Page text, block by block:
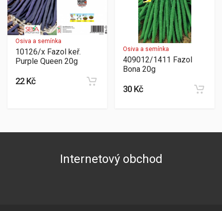
Osiva a semínka
10126/x Fazol keř.
Purple Queen 20g
22 Kč
Osiva a semínka
409012/1411 Fazol
Bona 20g
30 Kč
Internetový obchod